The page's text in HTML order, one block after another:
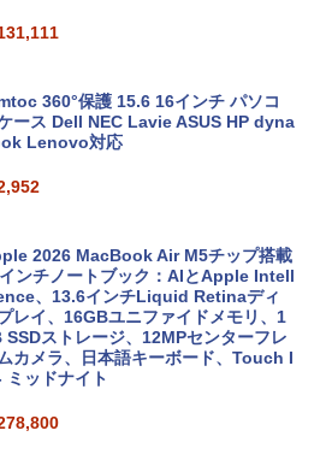
360°保護 15.6 16インチ パソコ
ース Dell NEC Lavie ASUS HP dyna
Lenovo対応
2026 MacBook Air M5チップ搭載
ンチノートブック：AIとApple Intell
、13.6インチLiquid Retinaディ
レイ、16GBユニファイドメモリ、1
SSDストレージ、12MPセンターフレ
カメラ、日本語キーボード、Touch I
ミッドナイト